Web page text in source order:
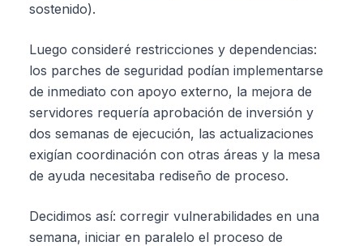
sostenido).
Luego consideré restricciones y dependencias:
los parches de seguridad podían implementarse
de inmediato con apoyo externo, la mejora de
servidores requería aprobación de inversión y
dos semanas de ejecución, las actualizaciones
exigían coordinación con otras áreas y la mesa
de ayuda necesitaba rediseño de proceso.
Decidimos así: corregir vulnerabilidades en una
semana, iniciar en paralelo el proceso de